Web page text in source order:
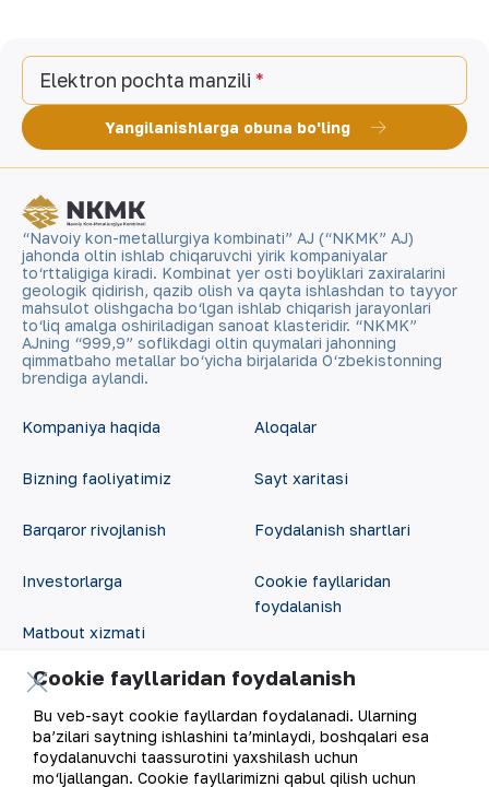
Elektron pochta manzili
Yangilanishlarga obuna bo'ling
“Navoiy kon-metallurgiya kombinati” AJ (“NKMK” AJ)
jahonda oltin ishlab chiqaruvchi yirik kompaniyalar
to‘rttaligiga kiradi. Kombinat yer osti boyliklari zaxiralarini
geologik qidirish, qazib olish va qayta ishlashdan to tayyor
mahsulot olishgacha bo‘lgan ishlab chiqarish jarayonlari
to‘liq amalga oshiriladigan sanoat klasteridir. “NKMK”
AJning “999,9” soflikdagi oltin quymalari jahonning
qimmatbaho metallar bo‘yicha birjalarida O‘zbekistonning
brendiga aylandi.
Kompaniya haqida
Bizning faoliyatimiz
Barqaror rivojlanish
Investorlarga
Matbout xizmati
Karyera
Raqamli hukumat
Aloqalar
Sayt xaritasi
Foydalanish shartlari
Cookie fayllaridan
foydalanish
RSS feed
Cookie fayllaridan foydalanish
Bu veb-sayt cookie fayllardan foydalanadi. Ularning
ba’zilari saytning ishlashini ta’minlaydi, boshqalari esa
foydalanuvchi taassurotini yaxshilash uchun
mo‘ljallangan. Cookie fayllarimizni qabul qilish uchun